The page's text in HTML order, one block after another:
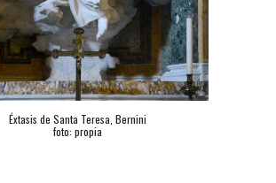
Éxtasis de Santa Teresa, Bernini
foto: propia